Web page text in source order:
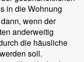
in die Wohnung
wenn der
anderweitig
die häusliche
soll.